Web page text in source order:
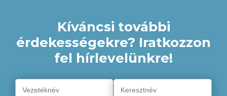
Kíváncsi további
érdekességekre? Iratkozzon
fel hírlevelünkre!